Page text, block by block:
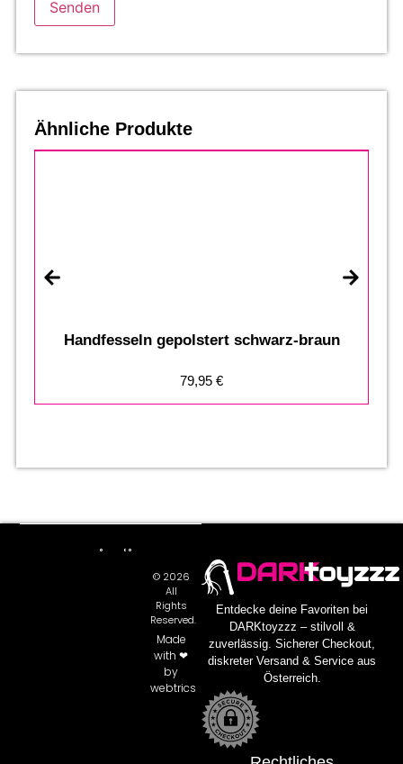
Ähnliche Produkte
Handfesseln gepolstert schwarz-braun
79,95 €
DARKtoyzzz
Entdecke deine Favoriten bei
DARKtoyzzz – stilvoll &
zuverlässig. Sicherer Checkout,
diskreter Versand & Service aus
Österreich.
© 2026
All
Rights
Reserved.
Made
with ❤
by
webtrics